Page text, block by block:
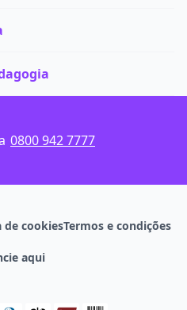
0800 942 7777
de cookiesTermos e condições
aqui